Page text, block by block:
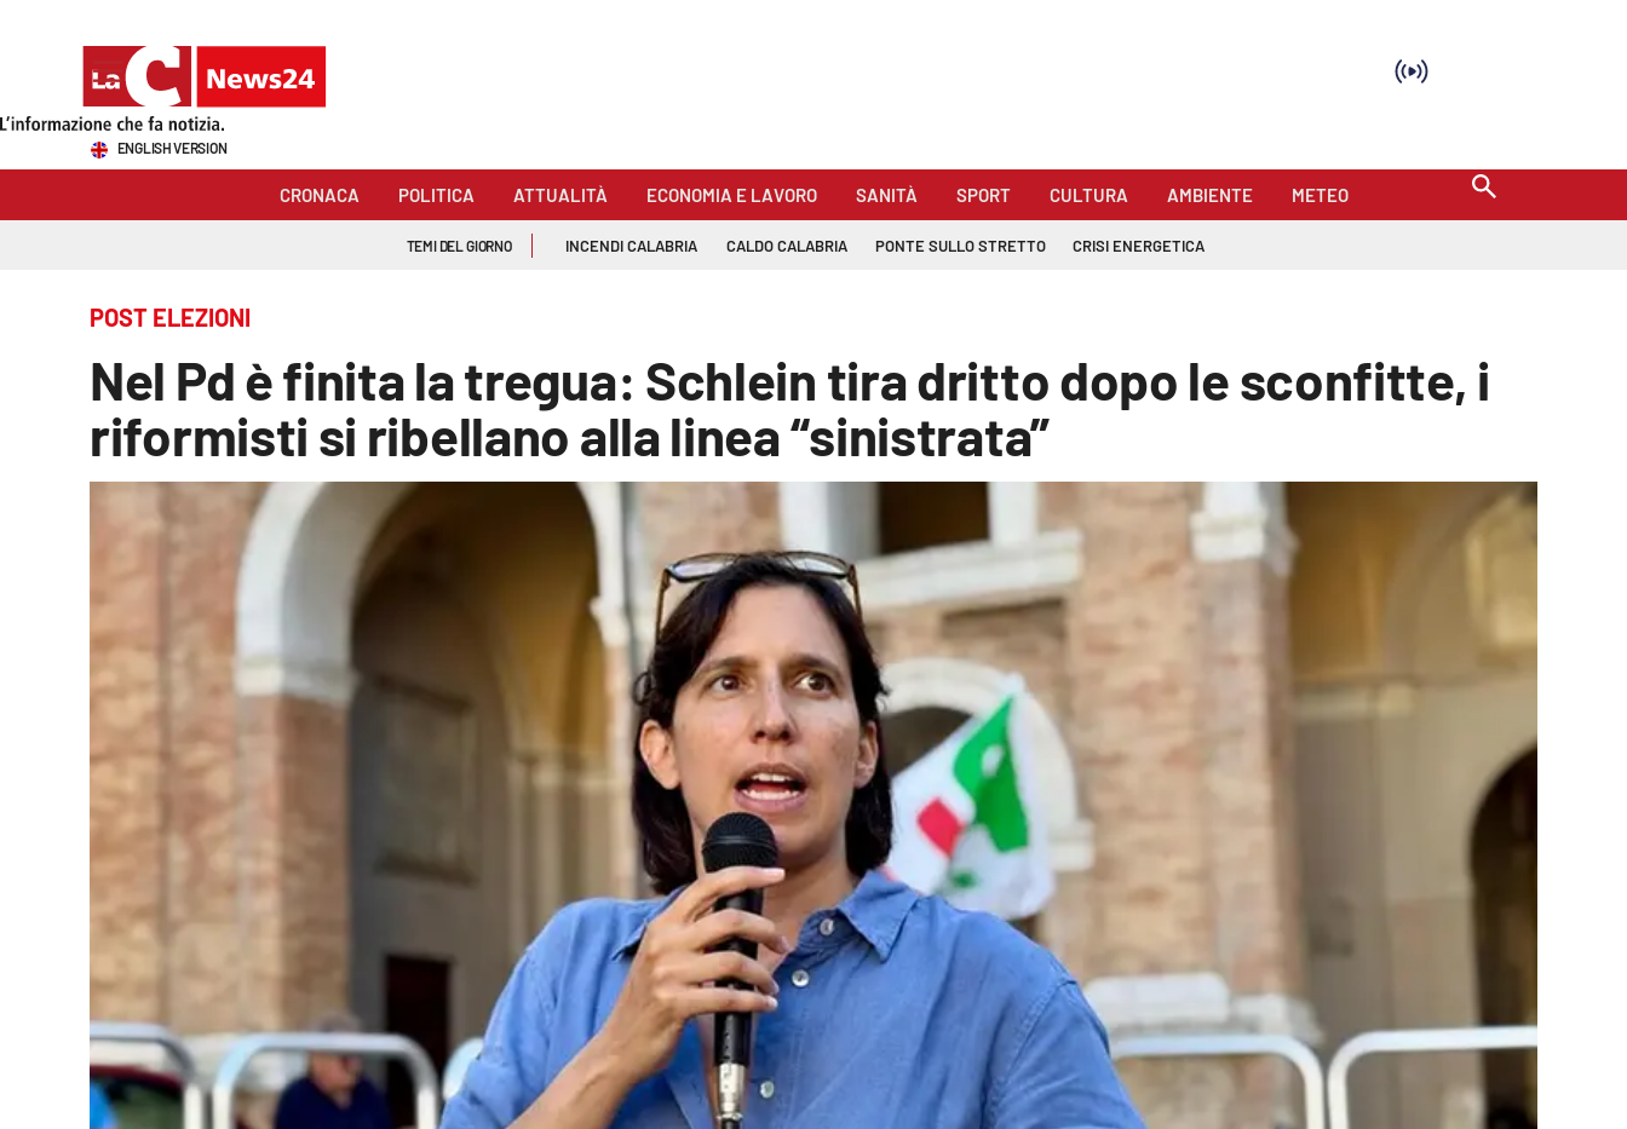
Sezioni
Economia e lavoro
Economia e Lavoro
ENGLISH VERSION
CRONACA POLITICA ATTUALITÀ ECONOMIA E LAVORO SANITÀ SPORT CULTURA AMBIENTE METEO
TEMI DEL GIORNO INCENDI CALABRIA CALDO CALABRIA PONTE SULLO STRETTO CRISI ENERGETICA
POST ELEZIONI
Nel Pd è finita la tregua: Schlein tira dritto dopo le sconfitte, i
riformisti si ribellano alla linea “sinistrata”